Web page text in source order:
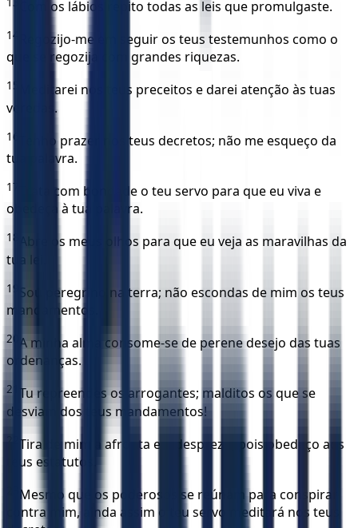
Com os lábios repito todas as leis que promulgaste.
14
Regozijo-me em seguir os teus testemunhos como o
que se regozija com grandes riquezas.
15
Meditarei nos teus preceitos e darei atenção às tuas
veredas.
16
Tenho prazer nos teus decretos; não me esqueço da
tua palavra.
17
Trata com bondade o teu servo para que eu viva e
obedeça à tua palavra.
18
Abre os meus olhos para que eu veja as maravilhas da
tua lei.
19 Sou peregrino na terra; não escondas de mim os teus
mandamentos.
20 A minha alma consome-se de perene desejo das tuas
ordenanças.
21
Tu repreendes os arrogantes; malditos os que se
desviam dos teus mandamentos!
Tira de mim a afronta e o desprezo, pois obedeço aos
teus estatutos.
Mesmo que os poderosos se reúnam para conspirar
contra mim, ainda assim o teu servo meditará nos teus